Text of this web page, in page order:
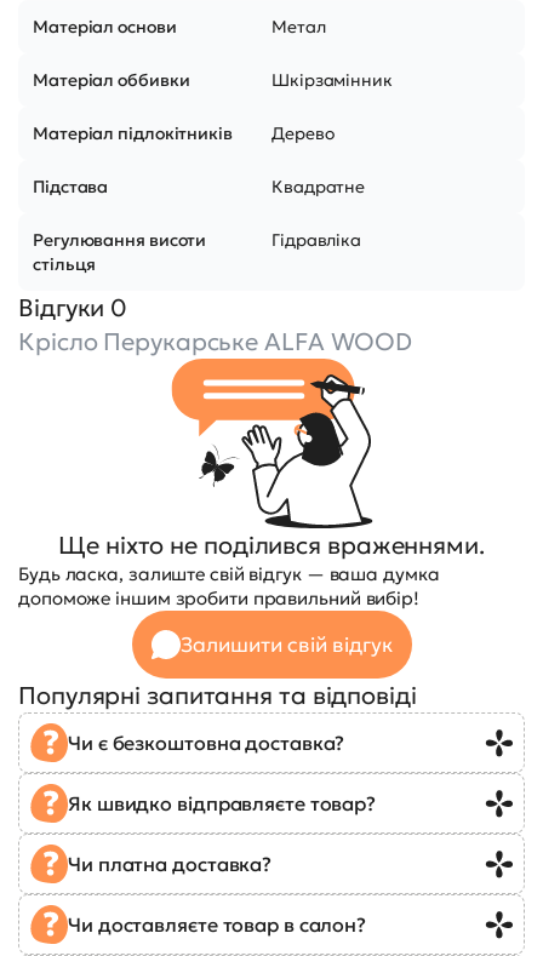
Матеріал основи Метал
Матеріал оббивки Шкірзамінник
Матеріал підлокітників Дерево
Підстава Квадратне
Регулювання висоти
стільця
Гідравліка
Відгуки 0
Крісло Перукарське ALFA WOOD
Ще ніхто не поділився враженнями.
Будь ласка, залиште свій відгук — ваша думка
допоможе іншим зробити правильний вибір!
Залишити свій відгук
Популярні запитання та відповіді
Чи є безкоштовна доставка?
Як швидко відправляєте товар?
Чи платна доставка?
Чи доставляєте товар в салон?